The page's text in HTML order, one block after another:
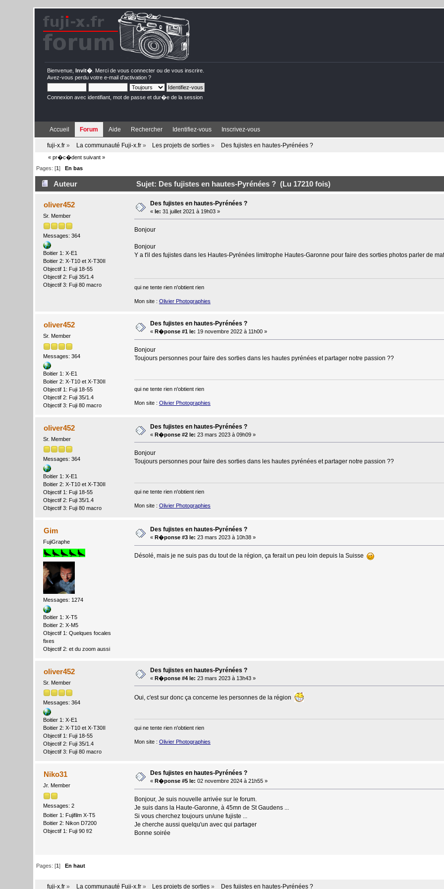
Bienvenue,Invit� . Merci devous connecter ou devous inscrire
Avez-vous perdu votree-mail d'activation ?
Connexion avec identifiant, mot de passe et dur�e de la session
Accueil Forum Aide Rechercher Identifiez-vous Inscrivez-vous
fuji-x.fr » La communauté Fuji-x.fr» Les projets de sorties » Des fujistes en hautes-Pyrénées ?
« pr�c�dent suivant »
Pages: [1] En bas
Auteur Sujet: Des fujistes en hautes-Pyrénées ? (Lu 17210 fois)
oliver452
Sr. Member
Messages: 364
Boitier 1: X-E1
Boitier 2: X-T10 et X-T30II
Objectif 1: Fuji 18-55
Objectif 2: Fuji 35/1.4
Objectif 3: Fuji 80 macro
Des fujistes en hautes-Pyrénées ?
«le: 31 juillet 2021 à 19h03 »
Bonjour
Bonjour
Y a t'il des fujistes dans les Hautes-Pyrénées limitrophe Hautes-Garonne pour faire des sorties photos parler de
qui ne tente rien n'obtient rien
Mon site : Olivier Photographies
oliver452
Sr. Member
Messages: 364
Boitier 1: X-E1
Boitier 2: X-T10 et X-T30II
Objectif 1: Fuji 18-55
Objectif 2: Fuji 35/1.4
Objectif 3: Fuji 80 macro
Des fujistes en hautes-Pyrénées ?
« R�ponse #1 le: 19 novembre 2022 à 11h00 »
Bonjour
Toujours personnes pour faire des sorties dans les hautes pyrénées et partager notre passion ??
qui ne tente rien n'obtient rien
Mon site : Olivier Photographies
oliver452
Sr. Member
Messages: 364
Boitier 1: X-E1
Boitier 2: X-T10 et X-T30II
Objectif 1: Fuji 18-55
Objectif 2: Fuji 35/1.4
Objectif 3: Fuji 80 macro
Des fujistes en hautes-Pyrénées ?
«R�ponse #2 le: 23 mars 2023 à 09h09 »
Bonjour
Toujours personnes pour faire des sorties dans les hautes pyrénées et partager notre passion ??
qui ne tente rien n'obtient rien
Mon site : Olivier Photographies
Gim
FujiGraphe
Messages: 1274
Boitier 1: X-T5
Boitier 2: X-M5
Objectif 1: Quelques focales
fixes
Objectif 2: et du zoom aussi
Des fujistes en hautes-Pyrénées ?
« R�ponse #3 le: 23 mars 2023 à 10h38 »
Désolé, mais je ne suis pas du tout de la région, ça ferait un peu loin depuis la Suisse
oliver452
Sr. Member
Messages: 364
Boitier 1: X-E1
Boitier 2: X-T10 et X-T30II
Objectif 1: Fuji 18-55
Objectif 2: Fuji 35/1.4
Objectif 3: Fuji 80 macro
Des fujistes en hautes-Pyrénées ?
«R�ponse #4 le: 23 mars 2023 à 13h43 »
Oui, c'est sur donc ça concerne les personnes de la région
qui ne tente rien n'obtient rien
Mon site : Olivier Photographies
Niko31
Jr. Member
Messages: 2
Boitier 1: Fujifilm X-T5
Boitier 2: Nikon D7200
Objectif 1: Fuji 90 f/2
Des fujistes en hautes-Pyrénées ?
« R�ponse #5 le: 02 novembre 2024 à 21h55 »
Bonjour, Je suis nouvelle arrivée sur le forum.
Je suis dans la Haute-Garonne, à 45mn de St Gaudens ...
Si vous cherchez toujours un/une fujiste ...
Je cherche aussi quelqu'un avec qui partager
Bonne soirée
Pages: [1]En haut
fuji-x.fr » La communauté Fuji-x.fr» Les projets de sorties » Des fujistes en hautes-Pyrénées ?